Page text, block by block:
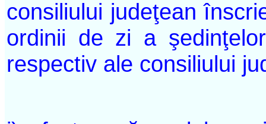
consiliului judeţean
ordinii de zi a
respectiv ale consiliului